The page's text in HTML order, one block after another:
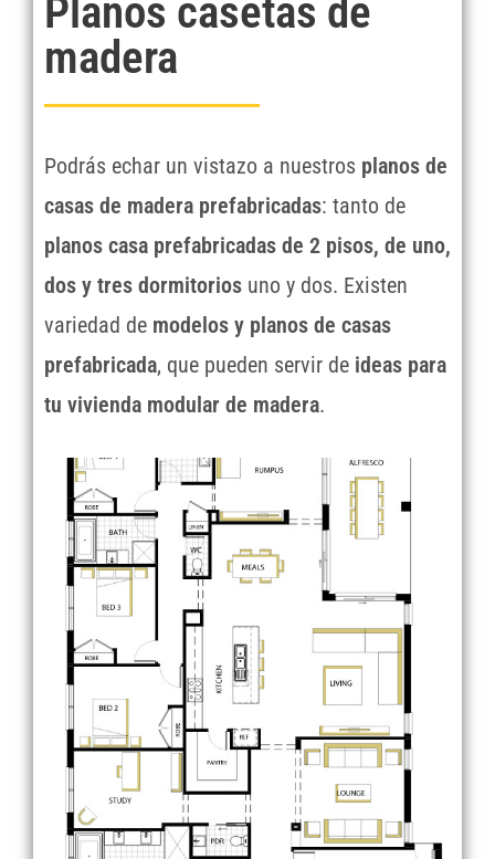
Planos casetas de
madera
Podrás echar un vistazo a nuestros planos de
casas de madera prefabricadas: tanto de
planos casa prefabricadas de 2 pisos, de uno,
dos y tres dormitorios uno y dos. Existen
variedad de modelos y planos de casas
prefabricada, que pueden servir de ideas para
tu vivienda modular de madera.